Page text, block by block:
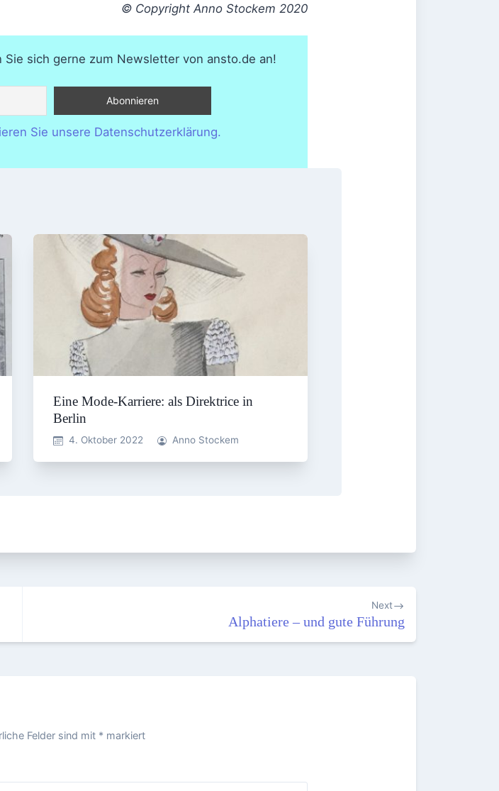
© Copyright Anno Stockem 2020
sich gerne zum Newsletter von ansto.de an!
Sie unsere Datenschutzerklärung.
Eine Mode-Karriere: als Direktrice in
Berlin
4. Oktober 2022 Anno Stockem
Next
Alphatiere – und gute Führung
Felder sind mit * markiert